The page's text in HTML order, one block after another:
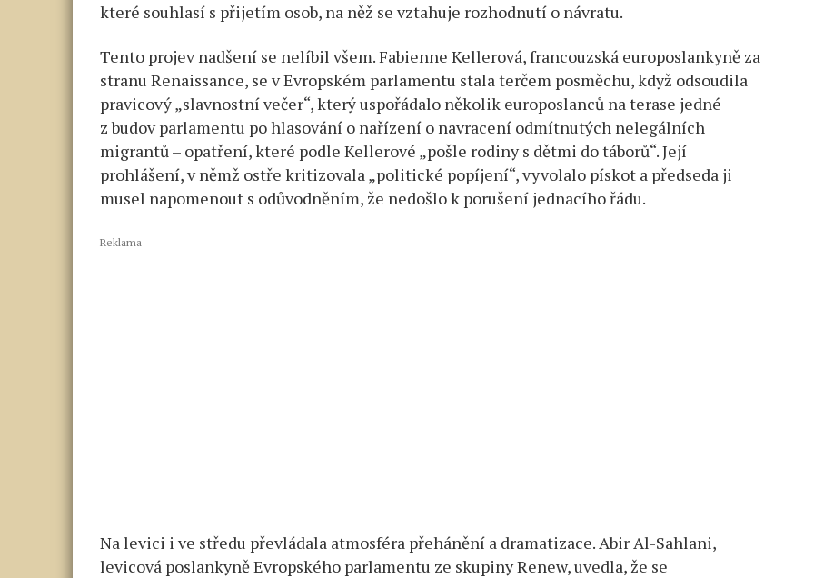
které souhlasí s přijetím osob, na něž se vztahuje rozhodnutí o návratu.
Tento projev nadšení se nelíbil všem. Fabienne Kellerová, francouzská europoslankyně za
stranu Renaissance, se v Evropském parlamentu stala terčem posměchu, když odsoudila
pravicový „slavnostní večer“, který uspořádalo několik europoslanců na terase jedné
z budov parlamentu po hlasování o nařízení o navracení odmítnutých nelegálních
migrantů – opatření, které podle Kellerové „pošle rodiny s dětmi do táborů“. Její
prohlášení, v němž ostře kritizovala „politické popíjení“, vyvolalo pískot a předseda ji
musel napomenout s odůvodněním, že nedošlo k porušení jednacího řádu.
Reklama
Na levici i ve středu převládala atmosféra přehánění a dramatizace. Abir Al-Sahlani,
levicová poslankyně Evropského parlamentu ze skupiny Renew, uvedla, že se